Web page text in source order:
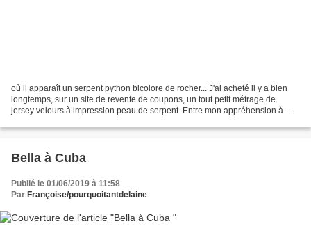
où il apparaît un serpent python bicolore de rocher... J'ai acheté il y a bien
longtemps, sur un site de revente de coupons, un tout petit métrage de
jersey velours à impression peau de serpent. Entre mon appréhension à
Bella à Cuba
Publié le 01/06/2019 à 11:58
Par Françoise/pourquoitantdelaine